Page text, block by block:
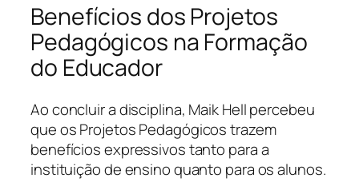
Benefícios dos Projetos
Pedagógicos na Formação
do Educador
Ao concluir a disciplina, Maik Hell percebeu
que os Projetos Pedagógicos trazem
benefícios expressivos tanto para a
instituição de ensino quanto para os alunos.